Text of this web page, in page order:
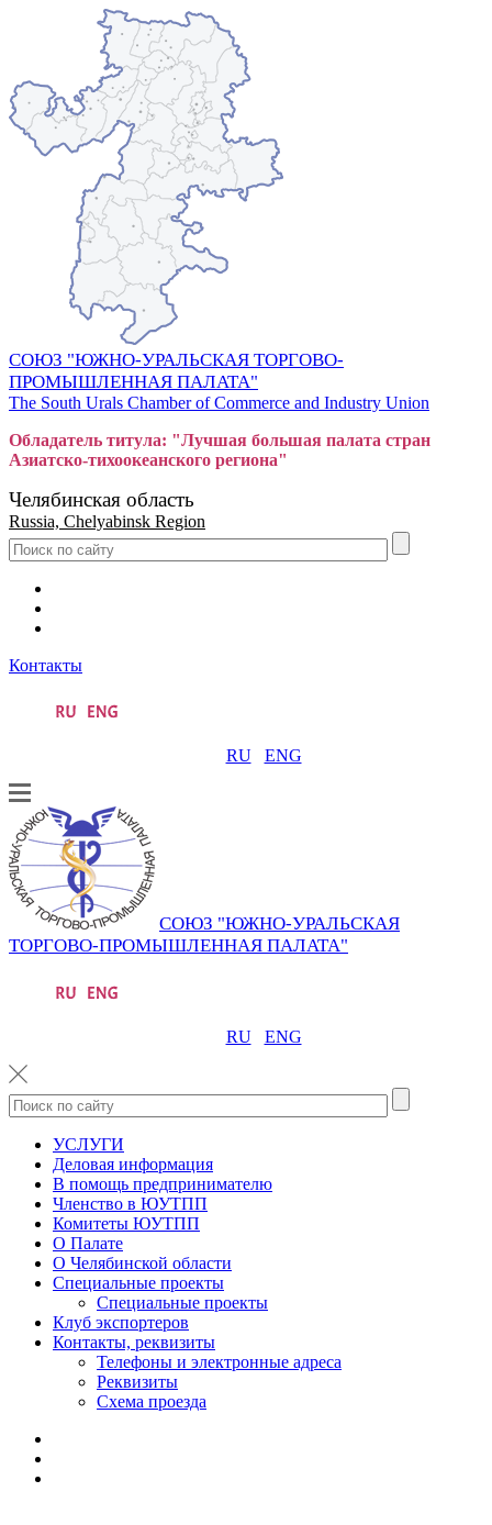
СОЮЗ "ЮЖНО-УРАЛЬСКАЯ ТОРГОВО-
ПРОМЫШЛЕННАЯ ПАЛАТА"
The South Urals Chamber of Commerce and Industry Union
Обладатель титула: "Лучшая большая палата стран
Азиатско-тихоокеанского региона"
Челябинская область
Russia, Chelyabinsk Region
Контакты
RU ENG
СОЮЗ "ЮЖНО-УРАЛЬСКАЯ
ТОРГОВО-ПРОМЫШЛЕННАЯ ПАЛАТА"
RU ENG
УСЛУГИ
Деловая информация
В помощь предпринимателю
Членство в ЮУТПП
Комитеты ЮУТПП
О Палате
О Челябинской области
Специальные проекты
Специальные проекты
Клуб экспортеров
Контакты, реквизиты
Телефоны и электронные адреса
Реквизиты
Схема проезда